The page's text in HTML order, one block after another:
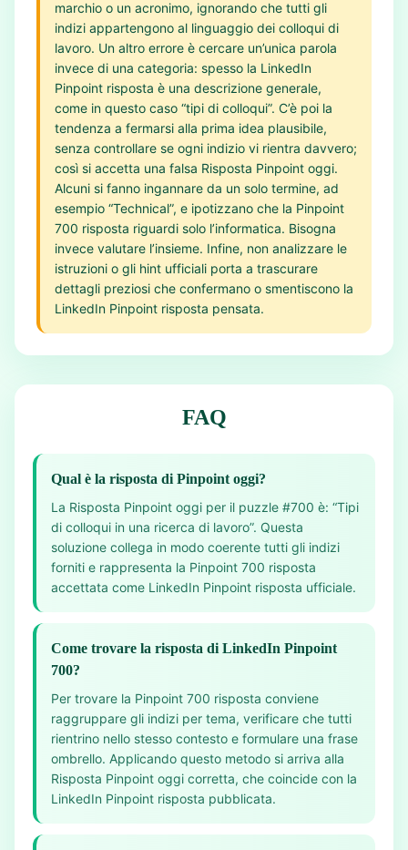
marchio o un acronimo, ignorando che tutti gli
indizi appartengono al linguaggio dei colloqui di
lavoro. Un altro errore è cercare un’unica parola
invece di una categoria: spesso la LinkedIn
Pinpoint risposta è una descrizione generale,
come in questo caso “tipi di colloqui”. C’è poi la
tendenza a fermarsi alla prima idea plausibile,
senza controllare se ogni indizio vi rientra davvero;
così si accetta una falsa Risposta Pinpoint oggi.
Alcuni si fanno ingannare da un solo termine, ad
esempio “Technical”, e ipotizzano che la Pinpoint
700 risposta riguardi solo l’informatica. Bisogna
invece valutare l’insieme. Infine, non analizzare le
istruzioni o gli hint ufficiali porta a trascurare
dettagli preziosi che confermano o smentiscono la
LinkedIn Pinpoint risposta pensata.
FAQ
Qual è la risposta di Pinpoint oggi?
La Risposta Pinpoint oggi per il puzzle #700 è: “Tipi
di colloqui in una ricerca di lavoro”. Questa
soluzione collega in modo coerente tutti gli indizi
forniti e rappresenta la Pinpoint 700 risposta
accettata come LinkedIn Pinpoint risposta ufficiale.
Come trovare la risposta di LinkedIn Pinpoint
700?
Per trovare la Pinpoint 700 risposta conviene
raggruppare gli indizi per tema, verificare che tutti
rientrino nello stesso contesto e formulare una frase
ombrello. Applicando questo metodo si arriva alla
Risposta Pinpoint oggi corretta, che coincide con la
LinkedIn Pinpoint risposta pubblicata.